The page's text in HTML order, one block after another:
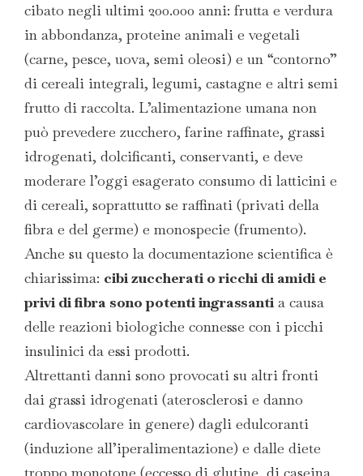
cibato negli ultimi 200.000 anni: frutta e verdura
in abbondanza, proteine animali e vegetali
(carne, pesce, uova, semi oleosi) e un “contorno”
di cereali integrali, legumi, castagne e altri semi
frutto di raccolta. L’alimentazione umana non
può prevedere zucchero, farine raffinate, grassi
idrogenati, dolcificanti, conservanti, e deve
moderare l’oggi esagerato consumo di latticini e
di cereali, soprattutto se raffinati (privati della
fibra e del germe) e monospecie (frumento).
Anche su questo la documentazione scientifica è
chiarissima: cibi zuccherati o ricchi di amidi e
privi di fibra sono potenti ingrassantia causa
delle reazioni biologiche connesse con i picchi
insulinici da essi prodotti.
Altrettanti danni sono provocati su altri fronti
dai grassi idrogenati (aterosclerosi e danno
cardiovascolare in genere) dagli edulcoranti
(induzione all’iperalimentazione) e dalle diete